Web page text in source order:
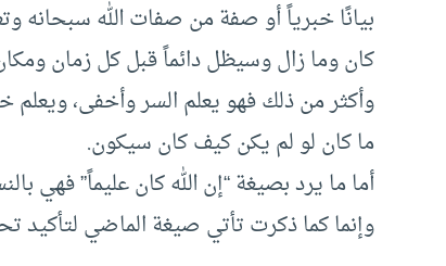
بيانًا خبرياً أو صفة من صفات الله سبحانه
كان وما زال وسيظل دائماً قبل كل زمان
وأكثر من ذلك فهو يعلم السر وأخفى، ويعلم
ما كان لو لم يكن كيف كان سيكون.
أما ما يرد بصيغة “إن الله كان عليماً” فهي
وإنما كما ذكرت تأتي صيغة الماضي لتأكيد